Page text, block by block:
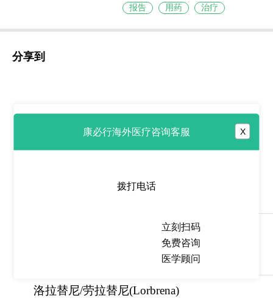
报告
用药 治疗
分享到
热点推荐
(Cometriq/Cabozantinib)为何被
考比替尼(Cotellic/Cobimetinib)
洛拉替尼/劳拉替尼(Lorbrena)
康必行海外医疗咨询客服 X
拨打电话
立刻扫码
免费咨询
医学顾问